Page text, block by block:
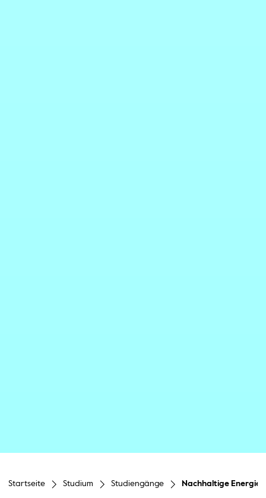
Startseite Studium Studiengänge Nachhaltige Energie-